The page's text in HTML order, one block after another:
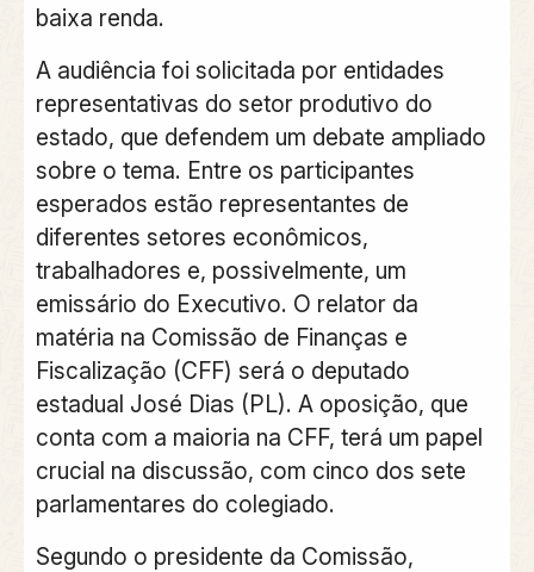
baixa renda.
A audiência foi solicitada por entidades
representativas do setor produtivo do
estado, que defendem um debate ampliado
sobre o tema. Entre os participantes
esperados estão representantes de
diferentes setores econômicos,
trabalhadores e, possivelmente, um
emissário do Executivo. O relator da
matéria na Comissão de Finanças e
Fiscalização (CFF) será o deputado
estadual José Dias (PL). A oposição, que
conta com a maioria na CFF, terá um papel
crucial na discussão, com cinco dos sete
parlamentares do colegiado.
Segundo o presidente da Comissão,